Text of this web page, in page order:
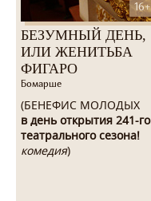
16+
БЕЗУМНЫЙ ДЕНЬ,
ИЛИ ЖЕНИТЬБА
ФИГАРО
Бомарше
(БЕНЕФИС МОЛОДЫХ
в день открытия 241-го
театрального сезона!
комедия)